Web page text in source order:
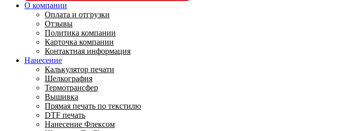
О компании
Оплата и отгрузки
Отзывы
Политика компании
Карточка компании
Контактная информация
Нанесение
Калькулятор печати
Шелкография
Термотрансфер
Вышивка
Прямая печать по текстилю
DTF печать
Нанесение Флексом